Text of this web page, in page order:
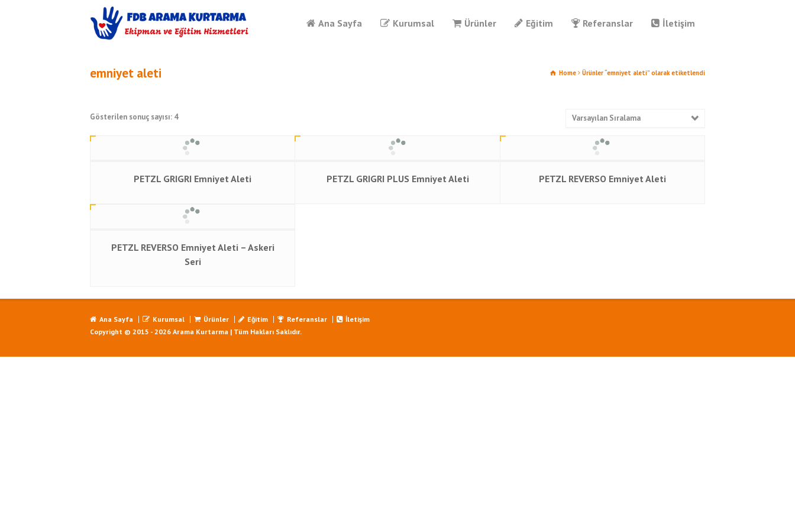
Ana Sayfa Kurumsal Ürünler Eğitim Referanslar İletişim
emniyet aleti Home Ürünler “emniyet aleti” olarak etiketlendi
Gösterilen sonuç sayısı: 4 Varsayılan Sıralama
PETZL GRIGRI Emniyet Aleti PETZL GRIGRI PLUS Emniyet Aleti PETZL REVERSO Emniyet Aleti
PETZL REVERSO Emniyet Aleti – Askeri
Seri
Ana Sayfa Kurumsal Ürünler Eğitim Referanslar
İletişim
Copyright © 2015 - 2026 Arama Kurtarma | Tüm Hakları Saklıdır.